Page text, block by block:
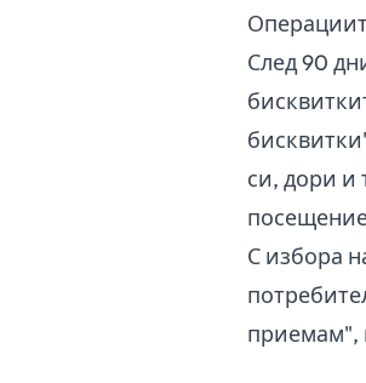
След 90
си, дори и
С избора
приемам",